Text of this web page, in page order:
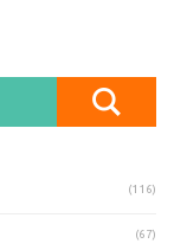
(116)
(67)